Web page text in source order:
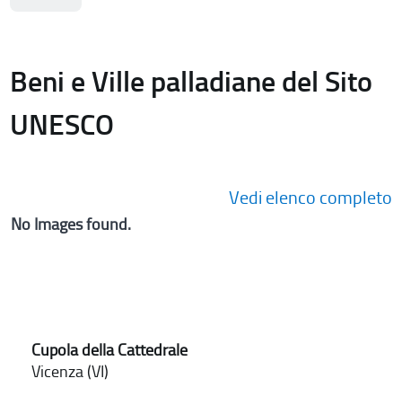
Beni e Ville palladiane del Sito
UNESCO
Vedi elenco completo
No Images found.
Cupola della Cattedrale
Vicenza (VI)